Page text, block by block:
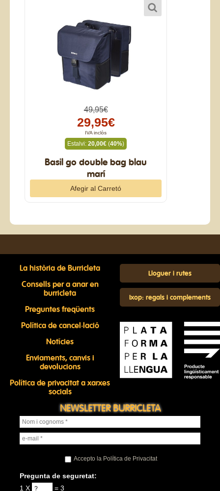
49,95€
29,95€
IVA inclòs
Estalvi: 20,00€ (40%)
Basil go double bag blau
marí
La història de Burricleta
Consells per a anar en
burricleta
Preguntes freqüents
Política de cancel·lació
Notícies
Enviaments, canvis i
devolucions
Política de privacitat a xarxes
socials
Lloguer i rutes
Ixop: regals i complements
NEWSLETTER BURRICLETA
Accepto la Política de Privacitat
Pregunta de seguretat:
1 X
= 3